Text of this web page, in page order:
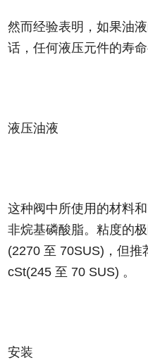
然而经验表明，如果油
话，任何液压元件的寿
液压油液
这种阀中所使用的材料
非烷基磷酸脂。粘度的
(2270 至 70SUS)，但
cSt(245 至 70 SUS) 。
安装